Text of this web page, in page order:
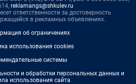
reklamangs@shkulev.ru
ответственности за достоверность
в рекламных объявлениях.
об ограничениях
использования cookies
системы
и обработки персональных данных и
использования сайта